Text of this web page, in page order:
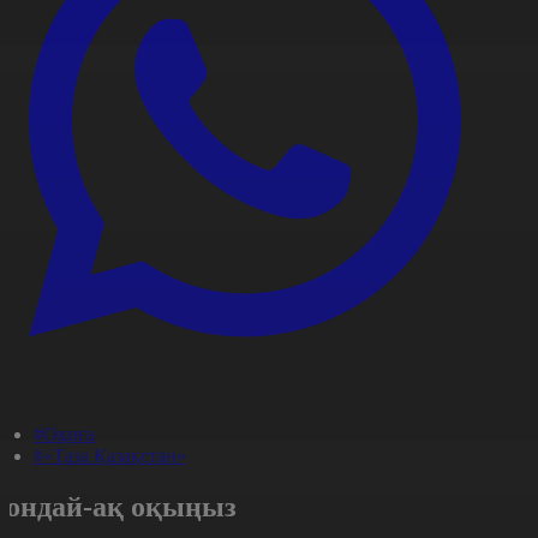
#Оқиға
#«Таза Қазақстан»
ақ оқыңыз